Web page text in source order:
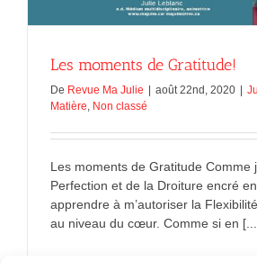
Les moments de Gratitude!
De Revue Ma Julie | août 22nd, 2020 |
Matière Non classé
Les moments de Gratitude Comme
Perfection et de la Droiture encré en
apprendre à m’autoriser la
au niveau du cœur. Comme si en